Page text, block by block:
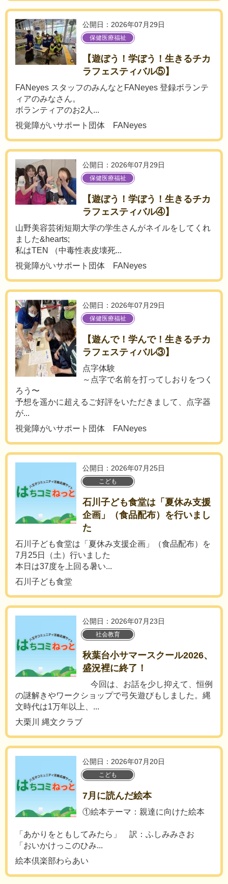
公開日：2026年07月29日
保健医療福祉
【遊ぼう！学ぼう！生きるチカ
ラフェスティバル⑤】
FANeyes スタッフのみんなとFANeyes 登録ボランテ
ィアのみなさん。
ボランティアのお2人...
視覚障がいサポート団体 FANeyes
公開日：2026年07月29日
保健医療福祉
【遊ぼう！学ぼう！生きるチカ
ラフェスティバル④】
山野美容芸術短期大学の学生さんがネイルをしてくれ
ました&hearts;
私はTEN （中毒性表皮壊死...
視覚障がいサポート団体 FANeyes
公開日：2026年07月29日
保健医療福祉
【遊んで！学んで！生きるチカ
ラフェスティバル③】
点字体験
～点字で名前を打ってしおりをつく
ろう〜
予想を遥かに超えるご好評をいただきまして、点字器
が...
視覚障がいサポート団体 FANeyes
公開日：2026年07月25日
こども
石川子ども食堂は「夏休み支援
企画」（食品配布）を行いまし
た
石川子ども食堂は「夏休み支援企画」（食品配布）を
7月25日（土）行いました
本日は37度を上回る暑い...
石川子ども食堂
公開日：2026年07月23日
社会教育
秋葉台小サマースクール2026、
盛況裡に終了！
今回は、お話を少し抑えて、恒例
の謎解きやワークショップで弓矢遊びもしました。縄
文時代は1万年以上、...
大栗川 縄文クラブ
公開日：2026年07月20日
こども
7月に読んだ絵本
①絵本テーマ：親達に向けた絵本
「あかりをともしてみたら」 訳：ふしみみさお
「おいかけっこのひみ...
絵本倶楽部わらあい